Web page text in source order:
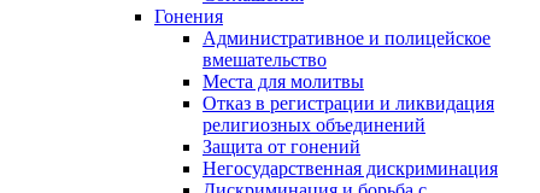
Гонения
Административное и полицейское
вмешательство
Места для молитвы
Отказ в регистрации и ликвидация
религиозных объединений
Защита от гонений
Негосударственная дискриминация